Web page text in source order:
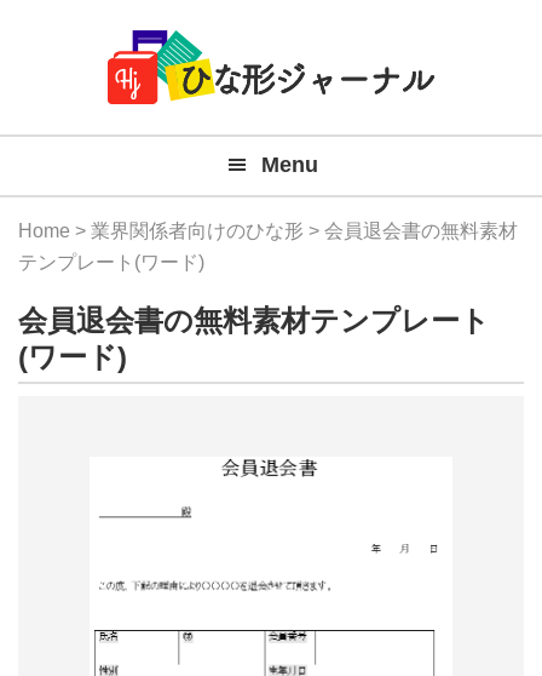
Navigation
料
テ
プ
ー
Menu
Home > 業界関係者向けのひな形 > 会員退会書の無料素材
テンプレート(ワード)
会員退会書の無料素材テンプレート
(ワード)